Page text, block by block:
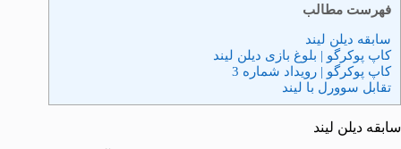
فهرست مطالب
سابقه دیلن لیند
کاپ پوکرگو | بلوغ بازی دیلن لیند
کاپ پوکرگو | رویداد شماره 3
تقابل سوورل با لیند
سابقه دیلن لیند